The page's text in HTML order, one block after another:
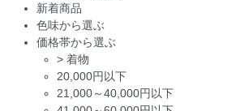
新着商品
色味から選ぶ
価格帯から選ぶ
> 着物
20,000円以下
21,000～40,000円以下